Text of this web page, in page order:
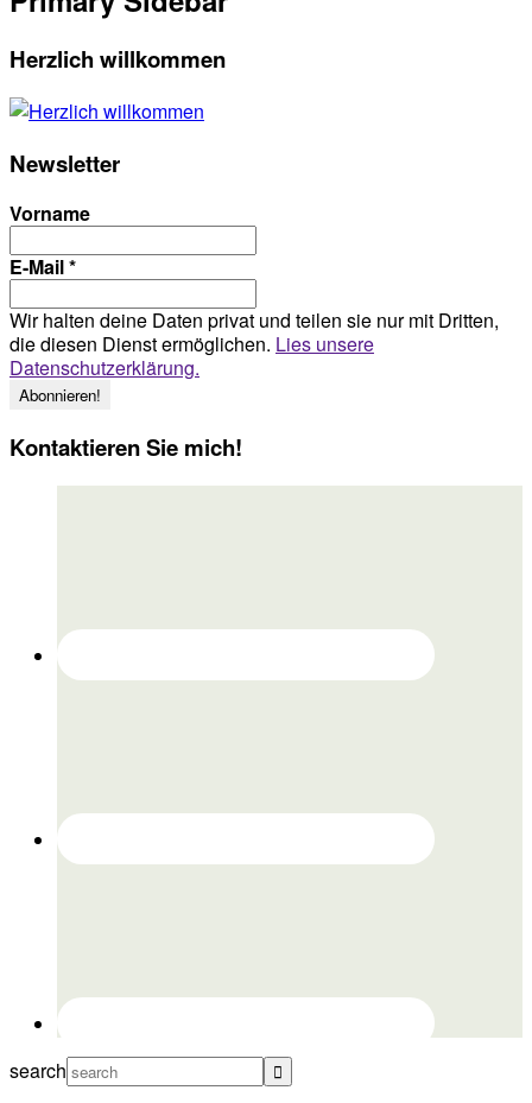
Herzlich willkommen
Newsletter
Vorname
E-Mail*
Wir halten deine Daten privat und teilen sie nur mit Dritten,
die diesen Dienst ermöglichen. Lies unsere
Datenschutzerklärung.
Kontaktieren Sie mich!
search